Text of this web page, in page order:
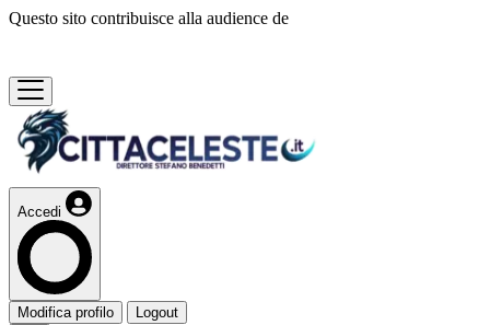
Questo sito contribuisce alla audience de
Accedi
Modifica profilo Logout